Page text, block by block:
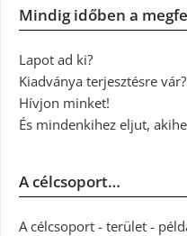
Mindig időben a
Lapot ad ki?
Kiadványa terjesztésre vár?
Hívjon minket!
És mindenkihez eljut,
A célcsoport…
A célcsoport - terület -